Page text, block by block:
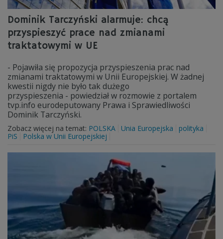
Dominik Tarczyński alarmuje: chcą
przyspieszyć prace nad zmianami
traktatowymi w UE
- Pojawiła się propozycja przyspieszenia prac nad
zmianami traktatowymi w Unii Europejskiej. W żadnej
kwestii nigdy nie było tak dużego
przyspieszenia - powiedział w rozmowie z portalem
tvp.info eurodeputowany Prawa i Sprawiedliwości
Dominik Tarczyński.
Zobacz więcej na temat: POLSKA Unia Europejska
polityka
PiS
Polska w Unii Europejskiej